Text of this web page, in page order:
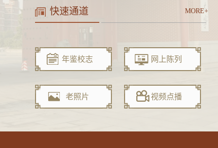
快速通道 MORE+
年鉴校志 网上陈列
老照片 视频点播